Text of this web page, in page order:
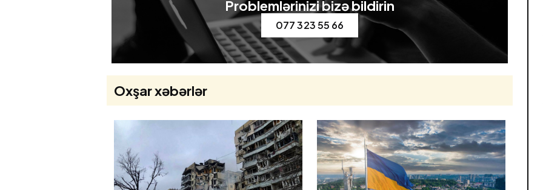
Problemlərinizi bizə bildirin
077 323 55 66
Oxşar xəbərlər